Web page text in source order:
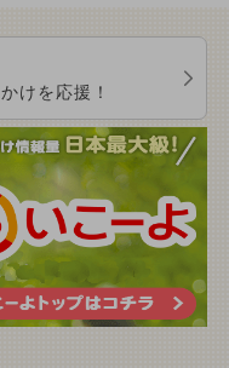
けを応援！